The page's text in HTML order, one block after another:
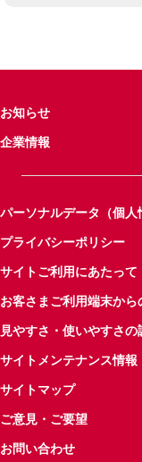
お知らせ
企業情報
パーソナルデータ（個人
プライバシーポリシー
サイトご利用にあたって
お客さまご利用端末か
見やすさ・使いやすさの
サイトメンテナンス情報
サイトマップ
ご意見・ご要望
お問い合わせ